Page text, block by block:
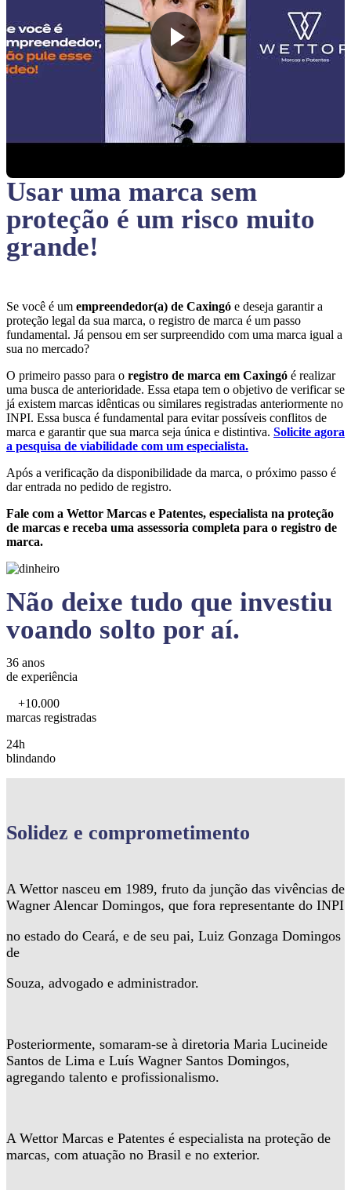
Usar uma marca sem
proteção é um risco muito
grande!
Se você é um empreendedor(a) de Caxingó e deseja garantir a
proteção legal da sua marca, o registro de marca é um passo
fundamental. Já pensou em ser surpreendido com uma marca igual a
sua no mercado?
O primeiro passo para o registro de marca em Caxingó é realizar
uma busca de anterioridade. Essa etapa tem o objetivo de verificar se
já existem marcas idênticas ou similares registradas anteriormente no
INPI. Essa busca é fundamental para evitar possíveis conflitos de
marca e garantir que sua marca seja única e distintiva. Solicite agora
a pesquisa de viabilidade com um especialista.
Após a verificação da disponibilidade da marca, o próximo passo é
dar entrada no pedido de registro.
Fale com a Wettor Marcas e Patentes, especialista na proteção
de marcas e receba uma assessoria completa para o registro de
marca.
Não deixe tudo que investiu
voando solto por aí.
36 anos
de experiência
+10.000
marcas registradas
24h
blindando
Solidez e comprometimento
A Wettor nasceu em 1989, fruto da junção das vivências de
Wagner Alencar Domingos, que fora representante do INPI
no estado do Ceará, e de seu pai, Luiz Gonzaga Domingos
de
Souza, advogado e administrador.
Posteriormente, somaram-se à diretoria Maria Lucineide
Santos de Lima e Luís Wagner Santos Domingos,
agregando talento e profissionalismo.
A Wettor Marcas e Patentes é especialista na proteção de
marcas, com atuação no Brasil e no exterior.